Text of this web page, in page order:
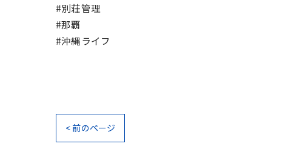
#別荘管理
#那覇
#沖縄ライフ
< 前のページ